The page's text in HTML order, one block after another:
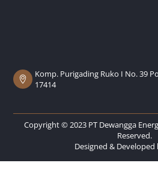
Komp. Purigading Ruko I No. 39
17414
Copyright © 2023 PT Dewangga
Reserved.
Designed & Developed